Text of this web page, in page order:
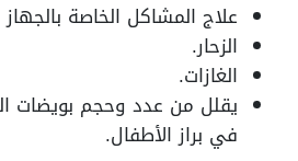
علاج المشاكل الخاصة
الزحار.
الغازات.
يقلل من عدد وحجم بويضات
في براز الأطفال.